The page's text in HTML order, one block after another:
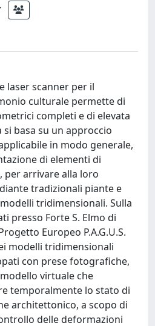
laser scanner per il
culturale permette di
completi e di elevata
si basa su un approccio
in modo generale,
di elementi di
per arrivare alla loro
tradizionali piante e
tridimensionali. Sulla
presso Forte S. Elmo di
Europeo P.A.G.U.S.
modelli tridimensionali
con prese fotografiche,
virtuale che
temporalmente lo stato di
architettonico, a scopo di
delle deformazioni